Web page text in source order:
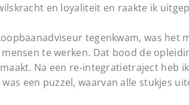
en loyaliteit en raakte ik
tegenkwam, was het
te werken. Dat bood de
Na een re-integratietraject heb
een puzzel, waarvan alle stukjes